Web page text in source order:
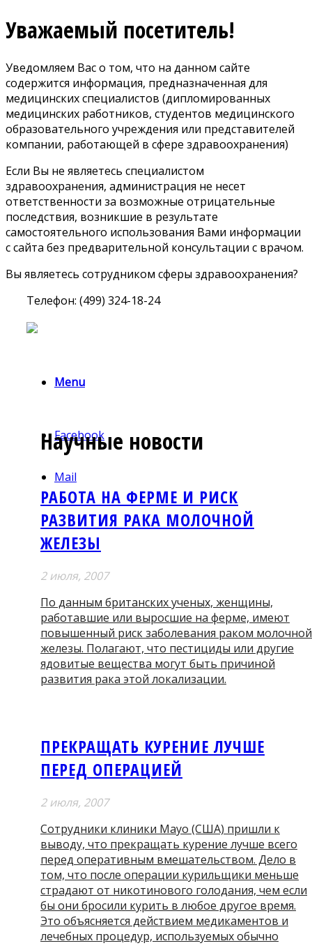
Уважаемый посетитель!
Уведомляем Вас о том, что на данном сайте
содержится информация, предназначенная для
медицинских специалистов (дипломированных
медицинских работников, студентов медицинского
образовательного учреждения или представителей
компании, работающей в сфере здравоохранения)
Если Вы не являетесь специалистом
здравоохранения, администрация не несет
ответственности за возможные отрицательные
последствия, возникшие в результате
самостоятельного использования Вами информации
с сайта без предварительной консультации с врачом.
Вы являетесь сотрудником сферы здравоохранения?
Телефон: (499) 324-18-24
Menu
Facebook
Mail
Научные новости
РАБОТА НА ФЕРМЕ И РИСК
РАЗВИТИЯ РАКА МОЛОЧНОЙ
ЖЕЛЕЗЫ
2 июля, 2007
По данным британских ученых, женщины,
работавшие или выросшие на ферме, имеют
повышенный риск заболевания раком молочной
железы. Полагают, что пестициды или другие
ядовитые вещества могут быть причиной
развития рака этой локализации.
ПРЕКРАЩАТЬ КУРЕНИЕ ЛУЧШЕ
ПЕРЕД ОПЕРАЦИЕЙ
2 июля, 2007
Сотрудники клиники Mayo (США) пришли к
выводу, что прекращать курение лучше всего
перед оперативным вмешательством. Дело в
том, что после операции курильщики меньше
страдают от никотинового голодания, чем если
бы они бросили курить в любое другое время.
Это объясняется действием медикаментов и
лечебных процедур, используемых обычно